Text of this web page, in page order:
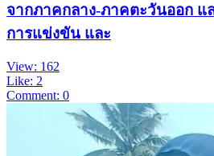
จากภาคกลาง-ภาคตะวันออก แ
การแข่งขัน และ
View: 162
Like: 2
Comment: 0